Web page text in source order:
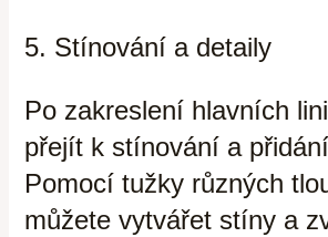
5. Stínování a detaily
Po zakreslení hlavních
přejít k stínování a
Pomocí tužky různých
můžete vytvářet stíny a